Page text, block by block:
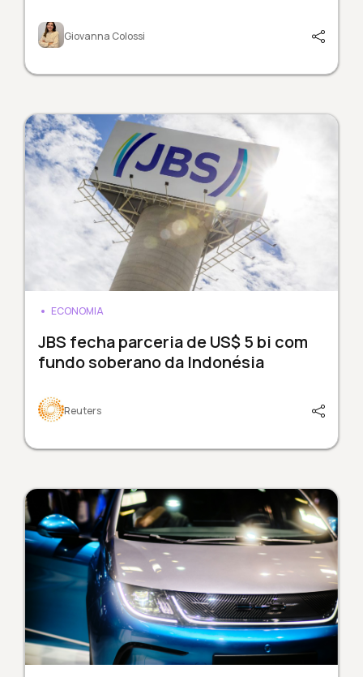
Giovanna Colossi
ECONOMIA
JBS fecha parceria de US$ 5 bi com
fundo soberano da Indonésia
Reuters